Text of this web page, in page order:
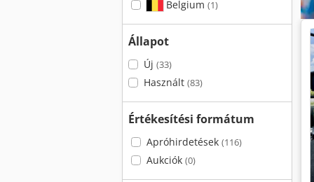
Belgium (1)
Állapot
Új (33)
Használt (83)
Értékesítési formátum
Apróhirdetések (116)
Aukciók (0)